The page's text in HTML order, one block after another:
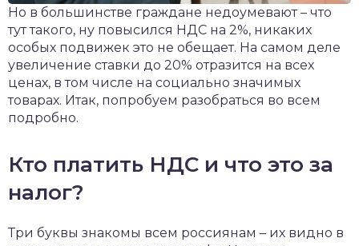
Но в большинстве граждане недоумевают – что
тут такого, ну повысился НДС на 2%, никаких
особых подвижек это не обещает. На самом деле
увеличение ставки до 20% отразится на всех
ценах, в том числе на социально значимых
товарах. Итак, попробуем разобраться во всем
подробно.
Кто платить НДС и что это за
налог?
Три буквы знакомы всем россиянам – их видно в